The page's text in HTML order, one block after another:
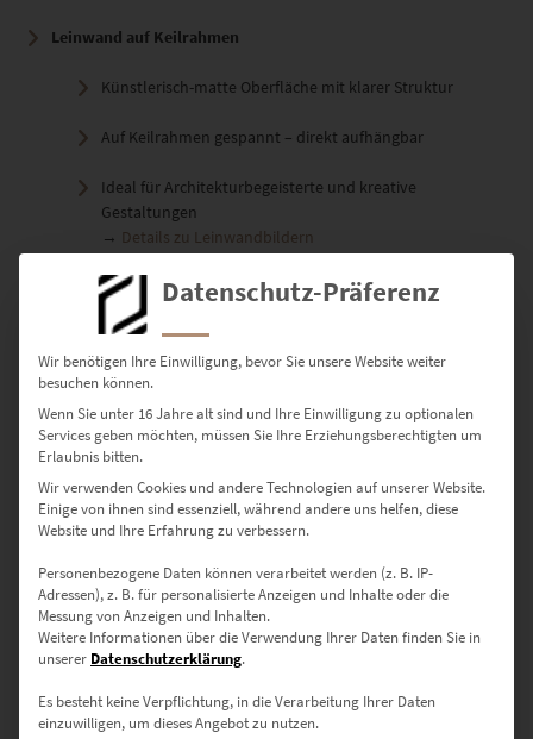
Leinwand auf Keilrahmen
Künstlerisch-matte Oberfläche mit klarer Struktur
Auf Keilrahmen gespannt – direkt aufhängbar
Ideal für Architekturbegeisterte und kreative
Gestaltungen
→ Details zu Leinwandbildern
Poster
Seidenmatter Premiumdruck auf festem Papier
Vielseitig einsetzbar, ideal für minimalistische Interieurs
→Details zu Postern
Verfügbare Größen &
Raumvorschläge
30 × 20 cm– Für kleine Wandnischen oder dezente
Architekturakzente
45 × 30 cm– Passend für Sideboards oder Empfangsbereiche
60 × 40 cm– Ideal für moderne Homeoffices oder kreative
Ateliers
Datenschutz-Präferenz
Wir benötigen Ihre Einwilligung, bevor Sie unsere Website weiter
besuchen können.
Wenn Sie unter 16 Jahre alt sind und Ihre Einwilligung zu optionalen
Services geben möchten, müssen Sie Ihre Erziehungsberechtigten um
Erlaubnis bitten.
Wir verwenden Cookies und andere Technologien auf unserer Website.
Einige von ihnen sind essenziell, während andere uns helfen, diese
Website und Ihre Erfahrung zu verbessern.
Personenbezogene Daten können verarbeitet werden (z. B. IP-
Adressen), z. B. für personalisierte Anzeigen und Inhalte oder die
Messung von Anzeigen und Inhalten.
Weitere Informationen über die Verwendung Ihrer Daten finden Sie in
unserer Datenschutzerklärung.
Es besteht keine Verpflichtung, in die Verarbeitung Ihrer Daten
einzuwilligen, um dieses Angebot zu nutzen.